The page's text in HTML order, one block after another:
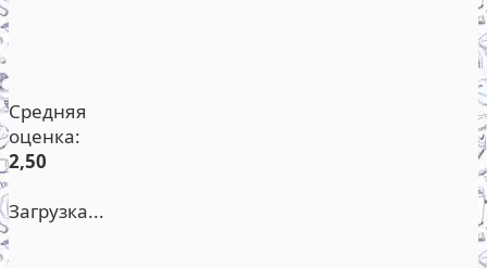
Средняя
оценка:
2,50
Загрузка...